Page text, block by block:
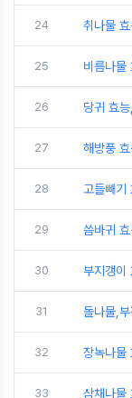
24 취나물
25 비름나물
26 당귀 효
27 해방풍
28 고들빼기
29 씀바귀
30 부지갱이
31 돌나물,
32 장녹나물
33 삼채나물